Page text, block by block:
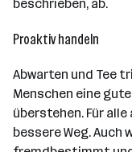
beschrieben, ab.
Proaktiv handeln
Abwarten und Tee
Menschen eine
überstehen. Für
bessere Weg. Auch